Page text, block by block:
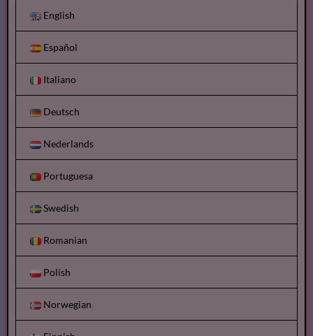
English
Español
Italiano
Deutsch
Nederlands
Portuguesa
Swedish
Romanian
Polish
Norwegian